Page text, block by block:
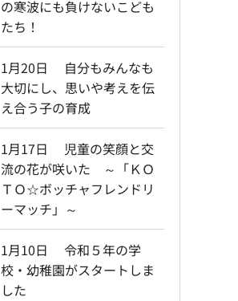
の寒波にも負けないこども
たち！
1月20日 自分もみんなも
大切にし、思いや考えを伝
え合う子の育成
1月17日 児童の笑顔と交
流の花が咲いた ～「ＫＯ
ＴＯ☆ボッチャフレンドリ
ーマッチ」～
1月10日 令和５年の学
校・幼稚園がスタートしま
した